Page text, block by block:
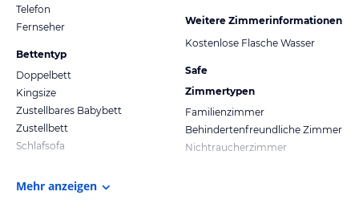
Telefon
Fernseher
Bettentyp
Doppelbett
Kingsize
Zustellbares Babybett
Zustellbett
Schlafsofa
Weitere Zimmerinformationen
Kostenlose Flasche Wasser
Safe
Zimmertypen
Familienzimmer
Behindertenfreundliche Zimmer
Nichtraucherzimmer
Mehr anzeigen